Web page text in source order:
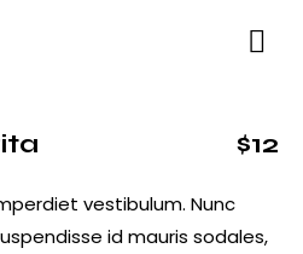
$12
vestibulum. Nunc
id mauris sodales,